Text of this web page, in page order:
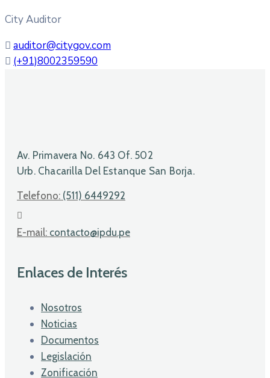
City Auditor
auditor@citygov.com
(+91)8002359590
Av. Primavera No. 643 Of. 502
Urb. Chacarilla Del Estanque San Borja.
Telefono: (511) 6449292
E-mail: contacto@ipdu.pe
Enlaces de Interés
Nosotros
Noticias
Documentos
Legislación
Zonificación